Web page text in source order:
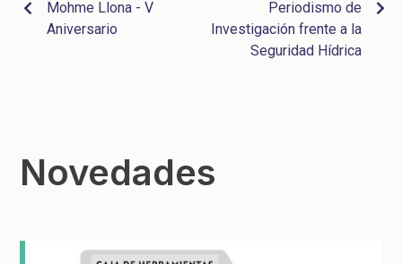
Mohme Llona - V
Aniversario
Periodismo de
Investigación frente a la
Seguridad Hídrica
Novedades